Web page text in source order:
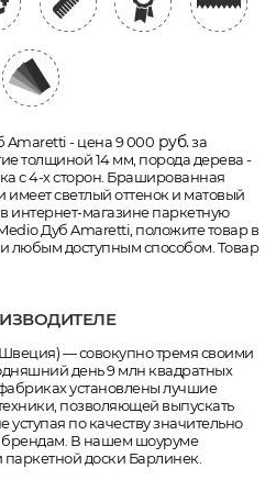
Amaretti - цена 9 000 руб.за
толщиной 14 мм, порода дерева -
с 4-х сторон. Брашированная
имеет светлый оттенок и матовый
в интернет-магазине паркетную
Дуб Amaretti, положите товар в
любым доступным способом. Товар
— совокупно тремя своими
день 9 млн квадратных
установлены лучшие
позволяющей выпускать
по качеству значительно
брендам. В нашем шоуруме
доски Барлинек.